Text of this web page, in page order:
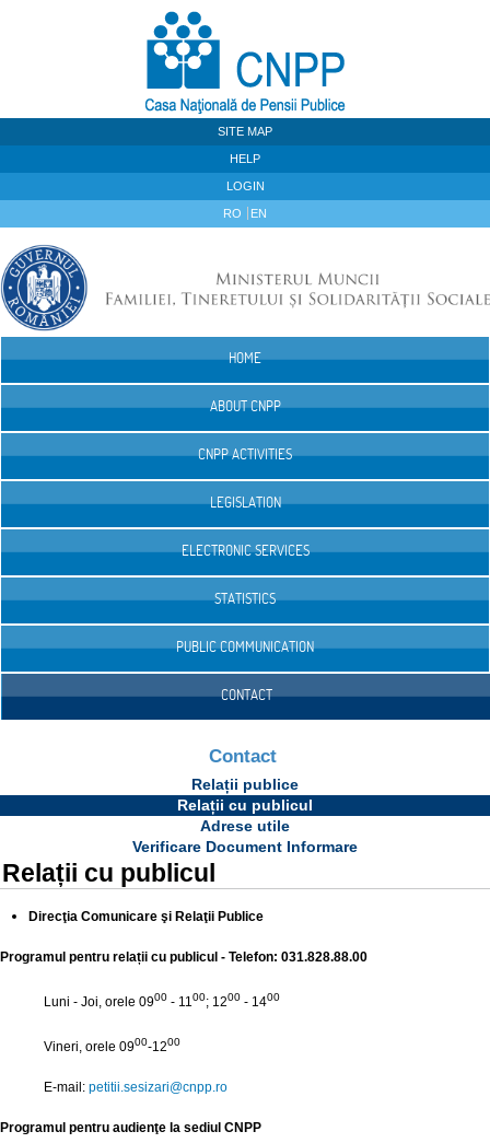
SITE MAP
HELP
LOGIN
RO EN
HOME
ABOUT CNPP
CNPP ACTIVITIES
LEGISLATION
ELECTRONIC SERVICES
STATISTICS
PUBLIC COMMUNICATION
CONTACT
Contact
Relații publice
Relații cu publicul
Adrese utile
Verificare Document Informare
Relații cu publicul
Direcţia Comunicare şi Relaţii Publice
Programul pentru relații cu publicul - Telefon: 031.828.88.00
Luni - Joi, orele 0900 - 1100; 1200 - 1400
Vineri, orele 0900-1200
E-mail: petitii.sesizari@cnpp.ro
Programul pentru audienţe la sediul CNPP